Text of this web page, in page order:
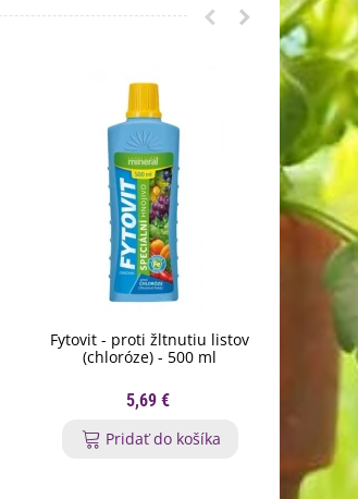
Fytovit - proti žltnutiu listov
(chloróze) - 500 ml
5,69 €
Pridať do košíka